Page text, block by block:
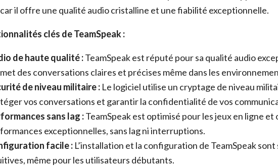
il offre une qualité audio cristalline et une fiabilité exceptionnelle.
clés de TeamSpeak :
de haute qualité :TeamSpeak est réputé pour sa qualité audio
des conversations claires et précises même dans les
de niveau militaire : Le logiciel utilise un cryptage de niveau
vos conversations et garantir la confidentialité de vos
sans lag :TeamSpeak est optimisé pour les jeux en ligne et
exceptionnelles, sans lag ni interruptions.
facile : L’installation et la configuration de TeamSpeak sont
même pour les utilisateurs débutants.